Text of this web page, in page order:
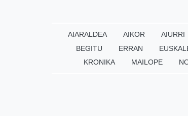
AIARALDEA AIKOR AIURRI
BEGITU
ERRAN
KRONIKA
MAILOPE